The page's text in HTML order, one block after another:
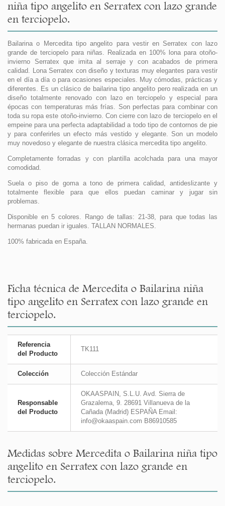
niña tipo angelito en Serratex con lazo grande
en terciopelo.
Bailarina o Mercedita tipo angelito para vestir en Serratex con lazo
grande de terciopelo para niñas. Realizada en 100% lona para otoño-
invierno Serratex que imita al serraje y con acabados de primera
calidad. Lona Serratex con diseño y texturas muy elegantes para vestir
en el día a día o para ocasiones especiales. Muy cómodas, prácticas y
diferentes. Es un clásico de bailarina tipo angelito pero realizada en un
diseño totalmente renovado con lazo en terciopelo y especial para
épocas con temperaturas más frías. Son perfectas para combinar con
toda su ropa este otoño-invierno. Con cierre con lazo de terciopelo en el
empeine para una perfecta adaptabilidad a todo tipo de contornos de pie
y para conferirles un efecto más vestido y elegante. Son un modelo
muy novedoso y elegante de nuestra clásica mercedita tipo angelito.
Completamente forradas y con plantilla acolchada para una mayor
comodidad.
Suela o piso de goma a tono de primera calidad, antideslizante y
totalmente flexible para que ellos puedan caminar y jugar sin
problemas.
Disponible en 5 colores. Rango de tallas: 21-38, para que todas las
hermanas puedan ir iguales. TALLAN NORMALES.
100% fabricada en España.
Ficha técnica de Mercedita o Bailarina niña
tipo angelito en Serratex con lazo grande en
terciopelo.
Referencia
del Producto
TK111
Colección Colección Estándar
Responsable
del Producto
OKAASPAIN, S.L.U. Avd. Sierra de
Grazalema, 9. 28691 Villanueva de la
Cañada (Madrid) ESPAÑA Email:
info@okaaspain.com B86910585
Medidas sobre Mercedita o Bailarina niña tipo
angelito en Serratex con lazo grande en
terciopelo.